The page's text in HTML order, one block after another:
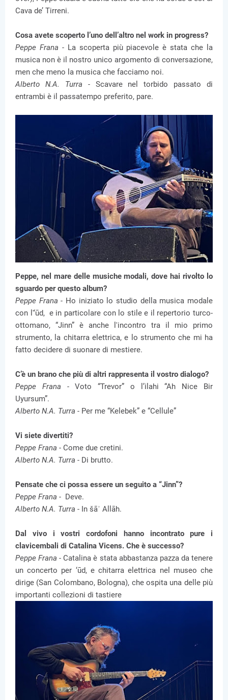
Cava de’ Tirreni.
Cosa avete scoperto l’uno dell’altro nel work in progress?
Peppe Frana - La scoperta più piacevole è stata che la
musica non è il nostro unico argomento di conversazione,
men che meno la musica che facciamo noi.
Alberto N.A. Turra - Scavare nel torbido passato di
entrambi è il passatempo preferito, pare.
Peppe, nel mare delle musiche modali, dove hai rivolto lo
sguardo per questo album?
Peppe Frana - Ho iniziato lo studio della musica modale
con l'‘ūd, e in particolare con lo stile e il repertorio turco-
ottomano, “Jinn” è anche l'incontro tra il mio primo
strumento, la chitarra elettrica, e lo strumento che mi ha
fatto decidere di suonare di mestiere.
C’è un brano che più di altri rappresenta il vostro dialogo?
Peppe Frana -Voto “Trevor” o l’ilahi “Ah Nice Bir
Uyursum”.
Alberto N.A. Turra - Per me “Kelebek” e “Cellule”
Vi siete divertiti?
Peppe Frana - Come due cretini.
Alberto N.A. Turra - Di brutto.
Pensate che ci possa essere un seguito a “Jinn”?
Peppe Frana - Deve.
Alberto N.A. Turra - In šāʾ Allāh.
Dal vivo i vostri cordofoni hanno incontrato pure i
clavicembali di Catalina Vicens. Che è successo?
Peppe Frana - Catalina è stata abbastanza pazza da tenere
un concerto per ‘ūd, e chitarra elettrica nel museo che
dirige (San Colombano, Bologna), che ospita una delle più
importanti collezioni di tastiere